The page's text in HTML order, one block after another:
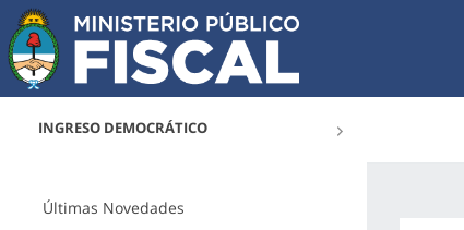
INGRESO DEMOCRÁTICO
Últimas Novedades